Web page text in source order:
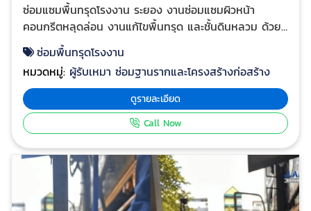
ซ่อมแซมพื้นทรุดโรงงาน ระยอง งานซ่อมแซมผิวหน้า
คอนกรีตหลุดล่อน งานแก้ไขพื้นทรุด และชั้นดินหลวม ด้วย
การเกร้าท์คอนกรีตความหนืดสูง โกดังสินค้าจังหวัดชลบุรี
พร้อมแก้ไขพื้นทรุดโรงงานชลบรี บริการแก้ไขปัญหาพื้น
ทรุด, ส่วนต่อเติมอาคารทรุด, ซ่อมคอนกรีต, ปรับปรุงสภาพ
ดิน บริษัท J.A.T. GROUND EXPERTเป็นบริษัทที่ดำเนิน
ธุรกิจเกี่ยวกับการปรับปรุงสภาพดิน (Soil Improvement),
แก้ไขปัญหาการทรุดตัวของฐานรากโครงสร้างอาคาร, แก้ไข
ผู้เชี่ยวชาญในงานเกร้าท์ติ้ง( grouting ) วัสดุประเภทต่างๆ
อาทิเช่น ซีเมนค์มวลเบา (cellular light weight cement),
คอนกรีต และ โพลียูรีเทน(Polyurethen) ที่ใช้ในงานยกปรับ
ซ่อมพื้นทรุดโรงงาน
หมวดหมู่: ผู้รับเหมา ซ่อมฐานรากและโครงสร้างก่อสร้าง
ดูรายละเอียด
Call Now